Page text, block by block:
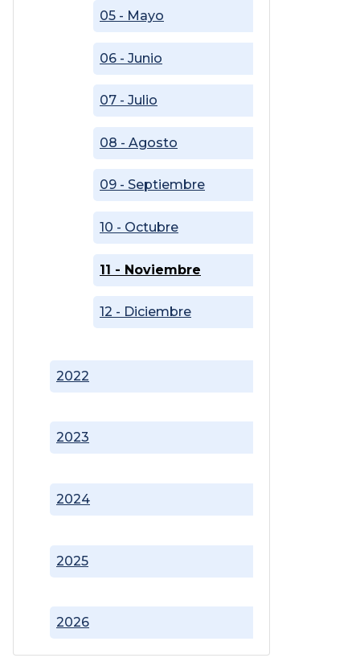
05 - Mayo
06 - Junio
07 - Julio
08 - Agosto
09 - Septiembre
10 - Octubre
11 - Noviembre
12 - Diciembre
2022
2023
2024
2025
2026